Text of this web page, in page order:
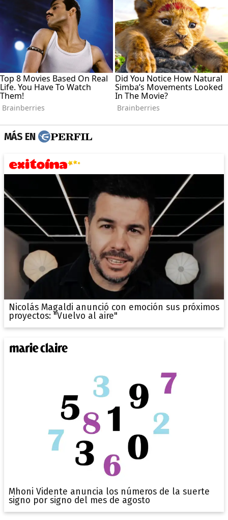
MÁS EN
Nicolás Magaldi anunció con emoción sus próximos
proyectos: "Vuelvo al aire"
Mhoni Vidente anuncia los números de la suerte
signo por signo del mes de agosto